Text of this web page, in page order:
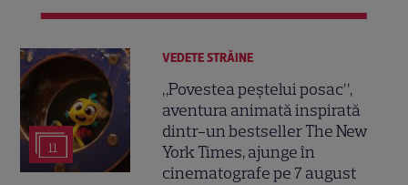
11
VEDETE STRĂINE
„Povestea peștelui posac”,
aventura animată inspirată
dintr-un bestseller The New
York Times, ajunge în
cinematografe pe 7 august